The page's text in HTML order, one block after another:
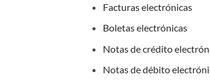
Facturas electrónicas
Boletas electrónicas
Notas de crédito
Notas de débito